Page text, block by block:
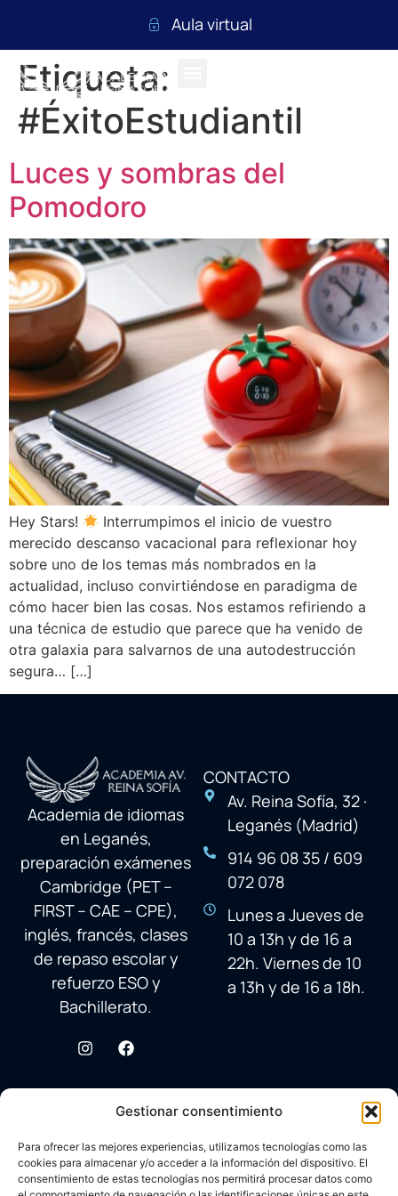
Gestionar consentimiento
Para ofrecer las mejores experiencias, utilizamos tecnologías como las
cookies para almacenar y/o acceder a la información del dispositivo. El
consentimiento de estas tecnologías nos permitirá procesar datos como
Aula virtual
Etiqueta:
#ÉxitoEstudiantil
Luces y sombras del
Pomodoro
Hey Stars!
Interrumpimos el inicio de vuestro
merecido descanso vacacional para reflexionar hoy
sobre uno de los temas más nombrados en la
actualidad, incluso convirtiéndose en paradigma de
cómo hacer bien las cosas. Nos estamos refiriendo a
una técnica de estudio que parece que ha venido de
otra galaxia para salvarnos de una autodestrucción
segura… […]
Academia de idiomas
en Leganés,
preparación exámenes
Cambridge (PET –
FIRST – CAE – CPE),
inglés, francés, clases
de repaso escolar y
refuerzo ESO y
Bachillerato.
CONTACTO
Av. Reina Sofía, 32 ·
Leganés (Madrid)
914 96 08 35 / 609
072 078
Lunes a Jueves de
10 a 13h y de 16 a
22h. Viernes de 10
a 13h y de 16 a 18h.